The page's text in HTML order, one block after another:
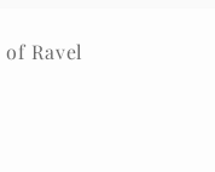
of Ravel